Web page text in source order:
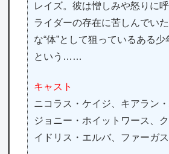
レイズ。彼は憎しみや怒りに
ライダーの存在に苦しんでい
な“体”として狙っているある
という……
キャスト
ニコラス・ケイジ、キアラン
ジョニー・ホイットワース、
イドリス・エルバ、ファーガ